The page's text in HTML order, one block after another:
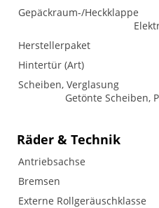
Gepäckraum-/Heckklappe
Herstellerpaket
Hintertür (Art)
Scheiben, Verglasung
Getönte Scheiben,
Räder & Technik
Antriebsachse
Bremsen
Externe Rollgeräuschklasse